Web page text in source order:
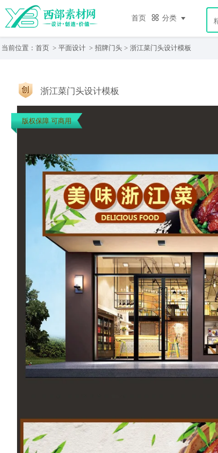
首页 分类
当前位置： 首页 > 平面设计 > 招牌门头 > 浙江菜门头设计模板
浙江菜门头设计模板
版权保障 可商用